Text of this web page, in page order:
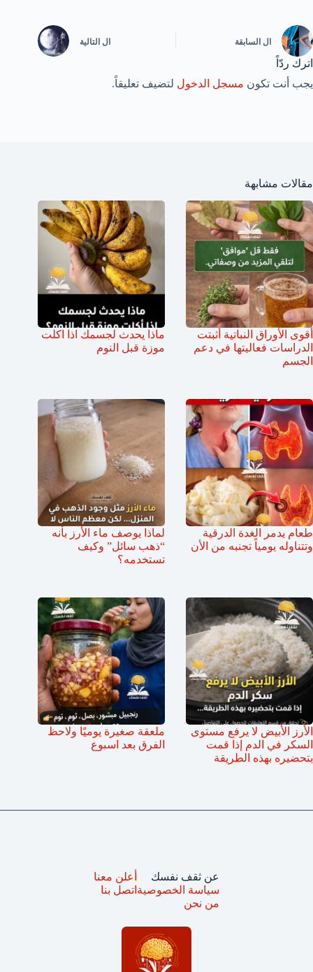
ال السابقة ال التالية
اترك ردّاً
يجب أنت تكون مسجل الدخول لتضيف تعليقاً.
مقالات مشابهة
أقوى الأوراق النباتية أثبتت
الدراسات فعاليتها في دعم
الجسم
ماذا يحدث لجسمك اذا اكلت
موزة قبل النوم
طعام يدمر الغدة الدرقية
وتتناوله يومياً تجنبه من الأن
لماذا يوصف ماء الأرز بأنه
“ذهب سائل” وكيف
تستخدمه؟
الأرز الأبيض لا يرفع مستوى
السكر في الدم إذا قمت
بتحضيره بهذه الطريقة
ملعقة صغيرة يوميًا ولاحظ
الفرق بعد اسبوع
عن ثقف نفسك
سياسة الخصوصية
من نحن
أعلن معنا
اتصل بنا